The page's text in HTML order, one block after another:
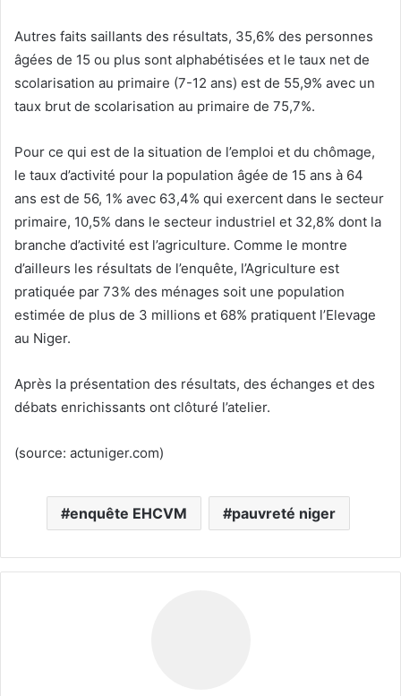
Autres faits saillants des résultats, 35,6% des personnes
âgées de 15 ou plus sont alphabétisées et le taux net de
scolarisation au primaire (7-12 ans) est de 55,9% avec un
taux brut de scolarisation au primaire de 75,7%.
Pour ce qui est de la situation de l’emploi et du chômage,
le taux d’activité pour la population âgée de 15 ans à 64
ans est de 56, 1% avec 63,4% qui exercent dans le secteur
primaire, 10,5% dans le secteur industriel et 32,8% dont la
branche d’activité est l’agriculture. Comme le montre
d’ailleurs les résultats de l’enquête, l’Agriculture est
pratiquée par 73% des ménages soit une population
estimée de plus de 3 millions et 68% pratiquent l’Elevage
au Niger.
Après la présentation des résultats, des échanges et des
débats enrichissants ont clôturé l’atelier.
(source: actuniger.com)
enquête EHCVM pauvreté niger